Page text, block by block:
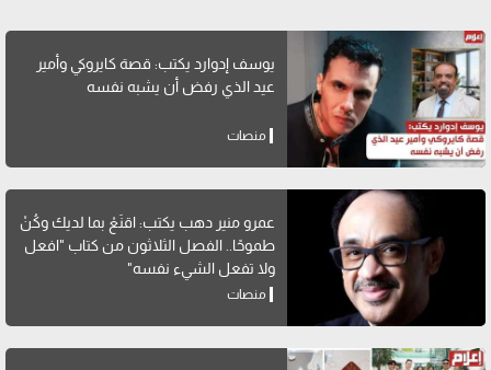
يوسف إدوارد يكتب: قصة كايروكي وأمير
عيد الذي رفض أن يشبه نفسه
منصات
عمرو منير دهب يكتب: اقنَعْ بما لديك وكُنْ
طموحًا.. الفصل الثلاثون من كتاب "افعل
ولا تفعل الشيء نفسه"
منصات